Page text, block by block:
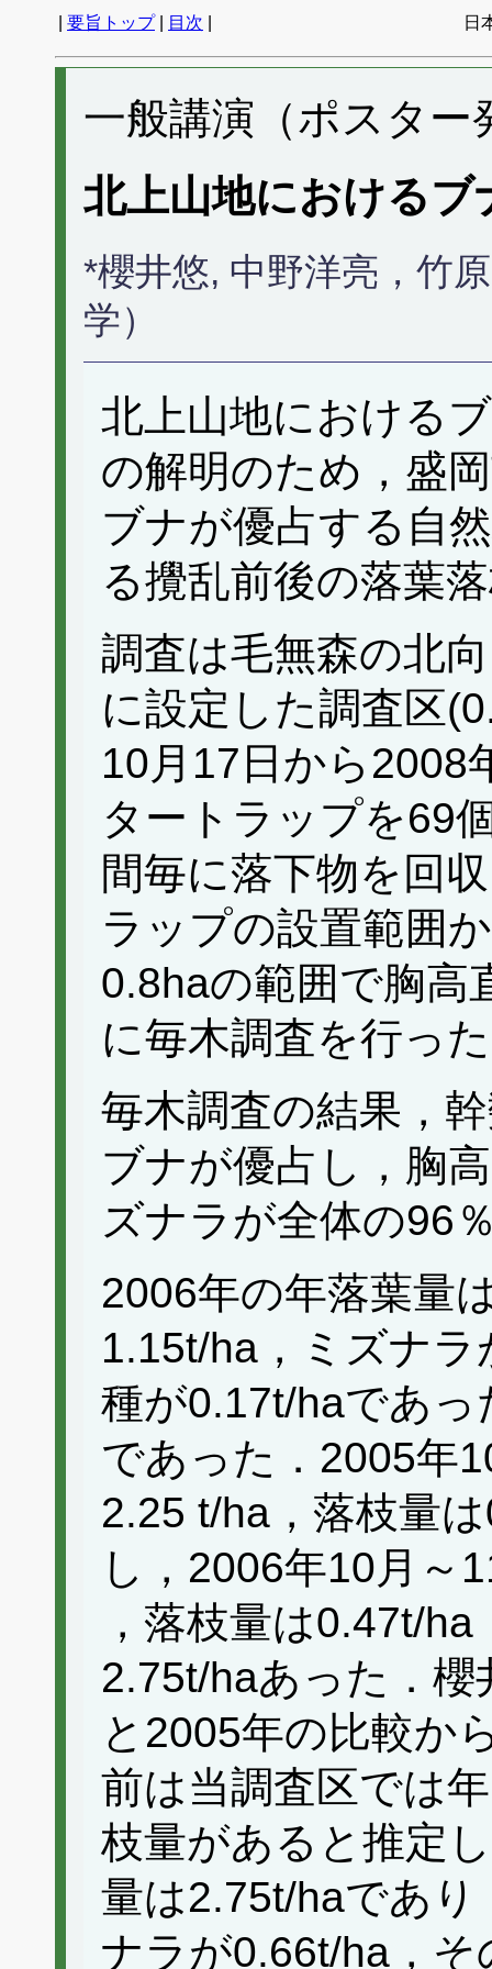
要旨トップ| 目次 日
一般講演（ポスター
北上山地におけるブ
*櫻井悠, 中野洋亮，竹
学）
北上山地における
の解明のため，盛
ブナが優占する自
る攪乱前後の落葉
調査は毛無森の北
に設定した調査区
10月17日から2008
タートラップを69
間毎に落下物を回
ラップの設置範囲
0.8haの範囲で胸高
に毎木調査を行っ
毎木調査の結果，
ブナが優占し，胸
ズナラが全体の96
2006年の年落葉量
1.15t/ha，ミズナ
種が0.17t/haであ
であった．2005年
2.25 t/ha，落枝量
し，2006年10月～
，落枝量は0.47t/
2.75t/haあった．
と2005年の比較か
前は当調査区では
枝量があると推定
量は2.75t/haであ
ナラが0.66t/ha，